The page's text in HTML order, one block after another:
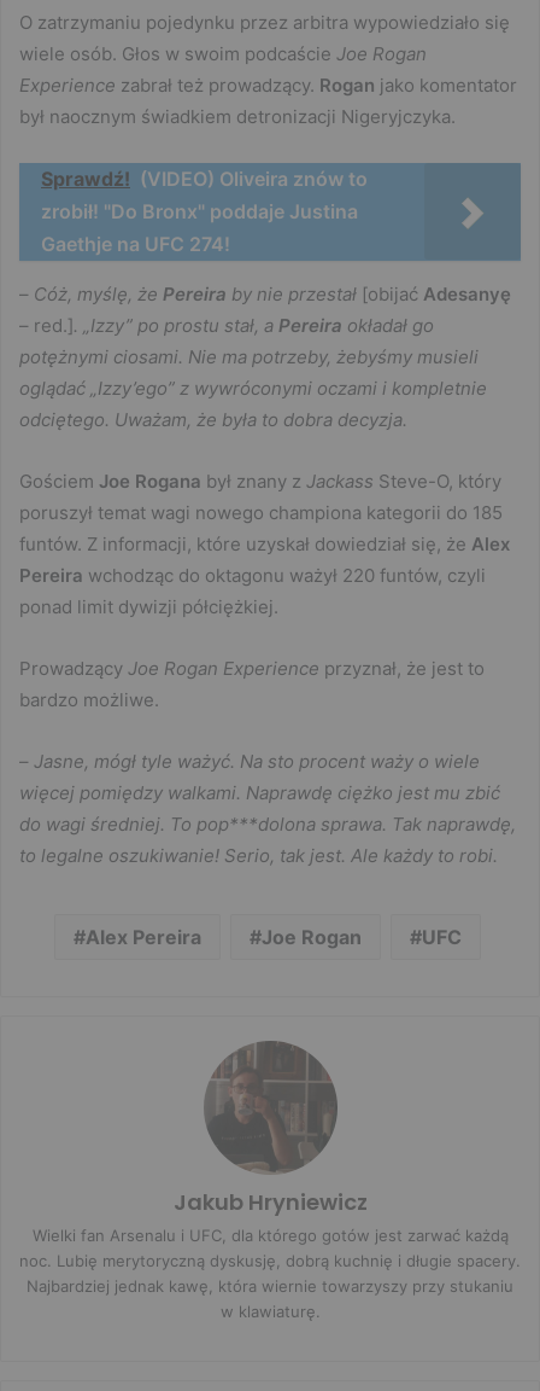
O zatrzymaniu pojedynku przez arbitra wypowiedziało się
wiele osób. Głos w swoim podcaście Joe Rogan
Experience zabrał też prowadzący. Rogan jako komentator
był naocznym świadkiem detronizacji Nigeryjczyka.
Sprawdź! (VIDEO) Oliveira znów to
zrobił! "Do Bronx" poddaje Justina
Gaethje na UFC 274!
– Cóż, myślę, że Pereira by nie przestał [obijać Adesanyę
– red.]. „Izzy” po prostu stał, a Pereira okładał go
potężnymi ciosami. Nie ma potrzeby, żebyśmy musieli
oglądać „Izzy’ego” z wywróconymi oczami i kompletnie
odciętego. Uważam, że była to dobra decyzja.
Gościem Joe Rogana był znany z Jackass Steve-O, który
poruszył temat wagi nowego championa kategorii do 185
funtów. Z informacji, które uzyskał dowiedział się, że Alex
Pereira wchodząc do oktagonu ważył 220 funtów, czyli
ponad limit dywizji półciężkiej.
Prowadzący Joe Rogan Experience przyznał, że jest to
bardzo możliwe.
– Jasne, mógł tyle ważyć. Na sto procent waży o wiele
więcej pomiędzy walkami. Naprawdę ciężko jest mu zbić
do wagi średniej. To pop***dolona sprawa. Tak naprawdę,
to legalne oszukiwanie! Serio, tak jest. Ale każdy to robi.
Alex Pereira Joe Rogan UFC
Jakub Hryniewicz
Wielki fan Arsenalu i UFC, dla którego gotów jest zarwać każdą
noc. Lubię merytoryczną dyskusję, dobrą kuchnię i długie spacery.
Najbardziej jednak kawę, która wiernie towarzyszy przy stukaniu
w klawiaturę.